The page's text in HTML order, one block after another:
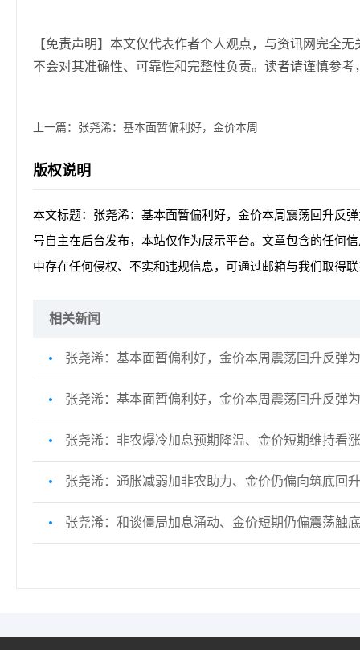
【免责声明】本文仅代表作者个人观点，与资讯网完全
不会对其准确性、可靠性和完整性负责。读者请谨慎参
上一篇： 张尧浠：基本面暂偏利好，金价本周
版权说明
本文标题：张尧浠：基本面暂偏利好，金价本周震荡回升反
号自主在后台发布，本站仅作为展示平台。文章包含的任何
中存在任何侵权、不实和违规信息，可通过邮箱与我们取得
相关新闻
张尧浠：基本面暂偏利好，金价本周震荡回升反弹
张尧浠：基本面暂偏利好，金价本周震荡回升反弹
张尧浠：非农爆冷加息预期降温、金价短期维持看
张尧浠：通胀减弱加非农助力、金价仍偏向筑底回
张尧浠：和谈僵局加息涌动、金价短期仍偏震荡触